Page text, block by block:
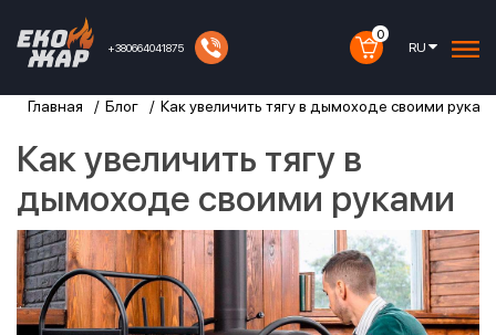
+380664041875
0
RU
Главная Блог Как увеличить тягу в дымоходе своими
Как увеличить тягу в
дымоходе своими руками